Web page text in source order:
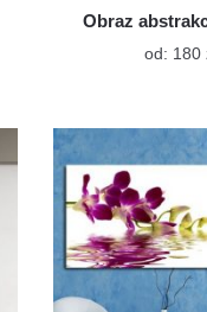
Obraz
od: 180